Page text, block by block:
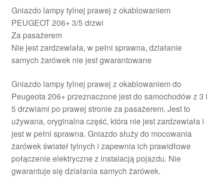
Gniazdo lampy tylnej prawej z okablowaniem
PEUGEOT 206+ 3/5 drzwi
Za pasażerem
Nie jest zardzewiała, w pełni sprawna, działanie
samych żarówek nie jest gwarantowane
Gniazdo lampy tylnej prawej z okablowaniem do
Peugeota 206+ przeznaczone jest do samochodów z 3 i
5 drzwiami po prawej stronie za pasażerem. Jest to
używana, oryginalna część, która nie jest zardzewiała i
jest w pełni sprawna. Gniazdo służy do mocowania
żarówek świateł tylnych i zapewnia ich prawidłowe
połączenie elektryczne z instalacją pojazdu. Nie
gwarantuje się działania samych żarówek.